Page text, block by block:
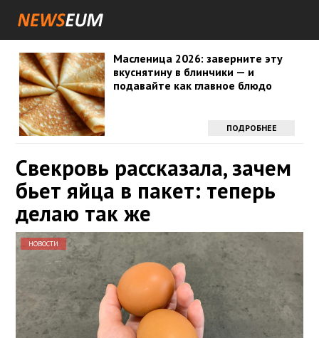
Масленица 2026: заверните эту
вкуснятину в блинчики — и
подавайте как главное блюдо
ПОДРОБНЕЕ
Свекровь рассказала, зачем
бьет яйца в пакет: теперь
делаю так же
НОВОСТИ